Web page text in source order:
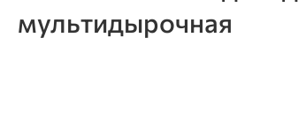
мультидырочная